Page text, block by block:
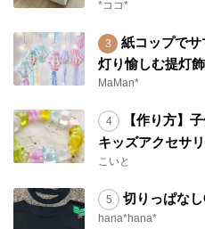
*ココ*
紙コップで
灯り愉しむ提灯
MaMan*
【作り方】
キッズアクセサ
こいと
切りっぱな
hana*hana*